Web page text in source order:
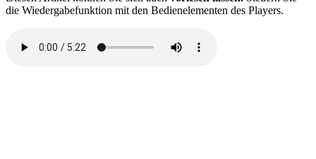
die Wiedergabefunktion mit den Bedienelementen des Players.